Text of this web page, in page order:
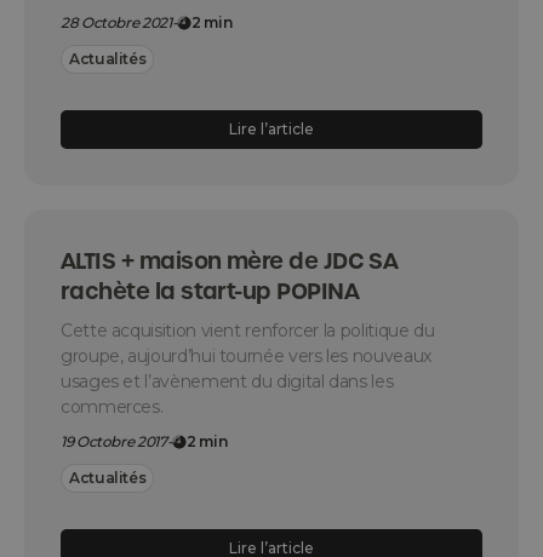
28 Octobre 2021-
2 min
Actualités
Lire l’article
ALTIS + maison mère de JDC SA
rachète la start-up POPINA
Cette acquisition vient renforcer la politique du
groupe, aujourd’hui tournée vers les nouveaux
usages et l’avènement du digital dans les
commerces.
19 Octobre 2017-
2 min
Actualités
Lire l’article